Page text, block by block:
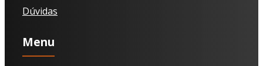
Dúvidas
Menu